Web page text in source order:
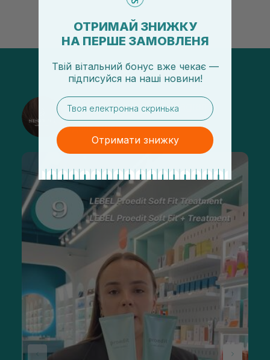
@sisters_stelmakh в Instagram
Підписатися
ОТРИМАЙ ЗНИЖКУ
НА ПЕРШЕ ЗАМОВЛЕНЯ
Твій вітальний бонус вже чекає —
підписуйся на наші новини!
email
Отримати знижку